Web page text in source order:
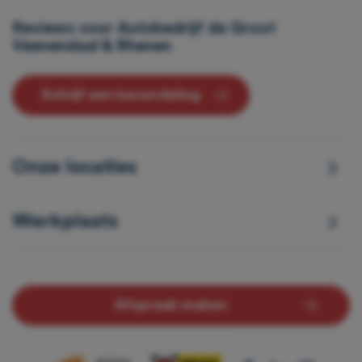
Reviews voor Autobedrijf de Groot
Veenendaal & Rhenen
Schrijf een beoordeling
Onze locaties
Werkplaats
Afspraak maken